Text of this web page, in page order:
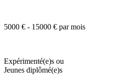
5000 € - 15000 € par mois
Expérimenté(e)s ou
Jeunes diplômé(e)s